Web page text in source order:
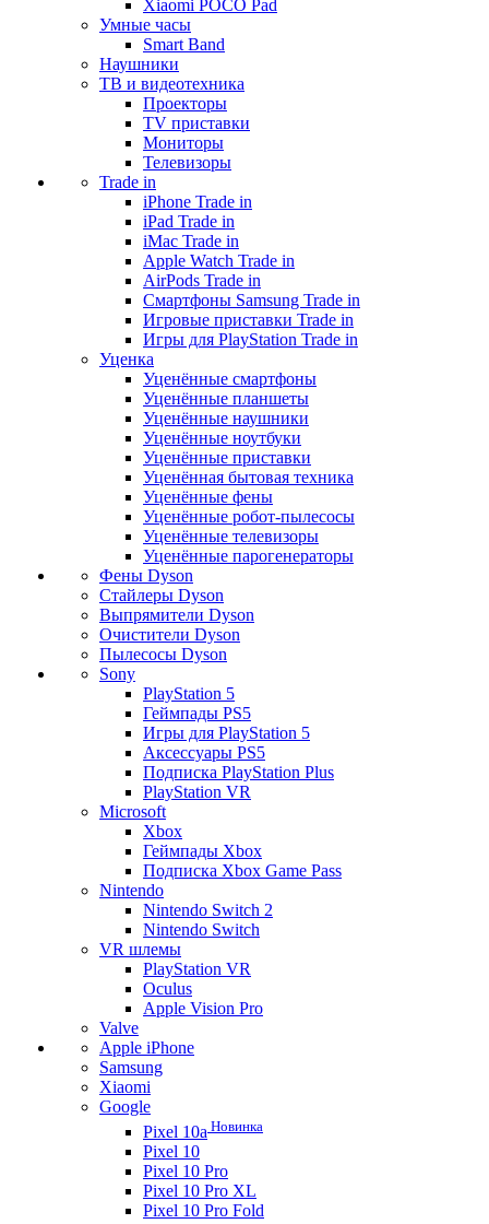
Xiaomi POCO Pad
Умные часы
Smart Band
Наушники
ТВ и видеотехника
Проекторы
TV приставки
Мониторы
Телевизоры
Trade in
iPhone Trade in
iPad Trade in
iMac Trade in
Apple Watch Trade in
AirPods Trade in
Смартфоны Samsung Trade in
Игровые приставки Trade in
Игры для PlayStation Trade in
Уценка
Уценённые смартфоны
Уценённые планшеты
Уценённые наушники
Уценённые ноутбуки
Уценённые приставки
Уценённая бытовая техника
Уценённые фены
Уценённые робот-пылесосы
Уценённые телевизоры
Уценённые парогенераторы
Фены Dyson
Стайлеры Dyson
Выпрямители Dyson
Очистители Dyson
Пылесосы Dyson
Sony
PlayStation 5
Геймпады PS5
Игры для PlayStation 5
Аксессуары PS5
Подписка PlayStation Plus
PlayStation VR
Microsoft
Xbox
Геймпады Xbox
Подписка Xbox Game Pass
Nintendo
Nintendo Switch 2
Nintendo Switch
VR шлемы
PlayStation VR
Oculus
Apple Vision Pro
Valve
Apple iPhone
Samsung
Xiaomi
Google
Pixel 10a Новинка
Pixel 10
Pixel 10 Pro
Pixel 10 Pro XL
Pixel 10 Pro Fold